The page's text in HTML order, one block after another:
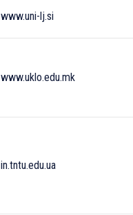
www.uni-lj.si
www.uklo.edu.mk
in.tntu.edu.ua